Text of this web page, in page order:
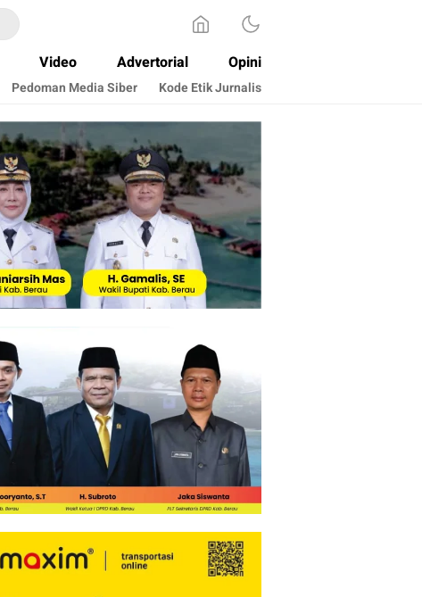
Video Advertorial Opini
Pedoman Media Siber Kode Etik Jurnalis